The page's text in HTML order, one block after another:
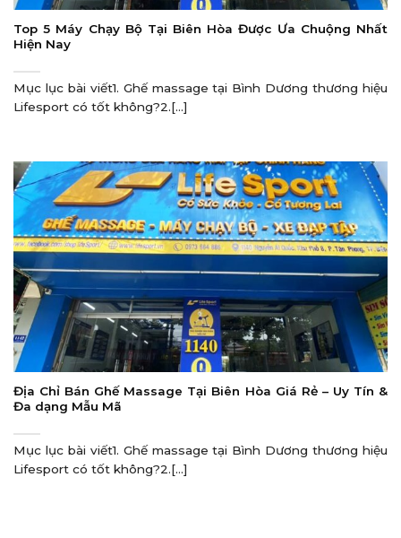
Top 5 Máy Chạy Bộ Tại Biên Hòa Được Ưa Chuộng Nhất
Hiện Nay
Mục lục bài viết1. Ghế massage tại Bình Dương thương hiệu
Lifesport có tốt không?2.[...]
Địa Chỉ Bán Ghế Massage Tại Biên Hòa Giá Rẻ – Uy Tín &
Đa dạng Mẫu Mã
Mục lục bài viết1. Ghế massage tại Bình Dương thương hiệu
Lifesport có tốt không?2.[...]